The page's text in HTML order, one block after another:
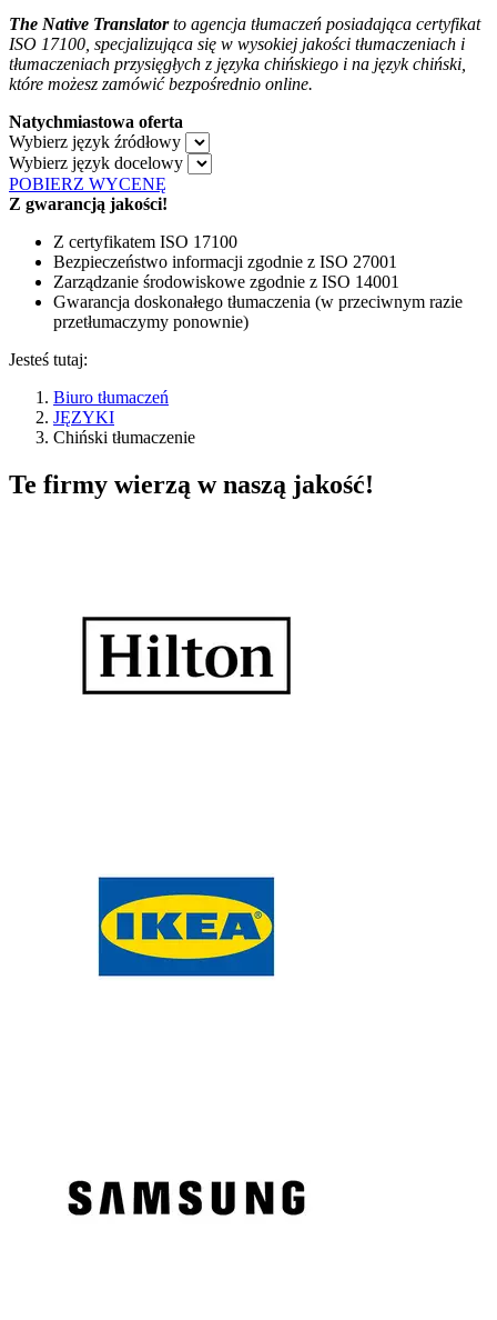
The Native Translatorto agencja tłumaczeń posiadająca certyfikat
ISO 17100, specjalizująca się w wysokiej jakości tłumaczeniach i
tłumaczeniach przysięgłych z języka chińskiego i na język chiński,
które możesz zamówić bezpośrednio online.
Natychmiastowa oferta
Wybierz język źródłowy
Wybierz język docelowy
POBIERZ WYCENĘ
Z gwarancją jakości!
Z certyfikatem ISO 17100
Bezpieczeństwo informacji zgodnie z ISO 27001
Zarządzanie środowiskowe zgodnie z ISO 14001
Gwarancja doskonałego tłumaczenia (w przeciwnym razie
przetłumaczymy ponownie)
Jesteś tutaj:
Biuro tłumaczeń
JĘZYKI
Chiński tłumaczenie
Te firmy wierzą w naszą jakość!